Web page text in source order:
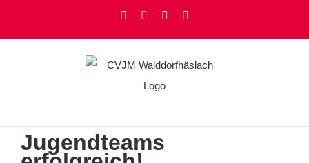
FacebookInstagramYouTube
Jugendteams